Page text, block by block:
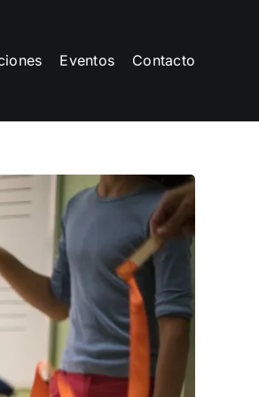
Eventos Contacto